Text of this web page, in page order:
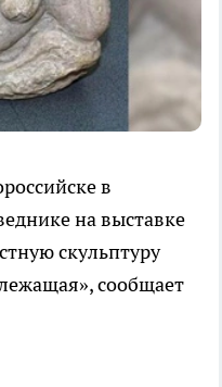
в
на выставке
скульптуру
сообщает